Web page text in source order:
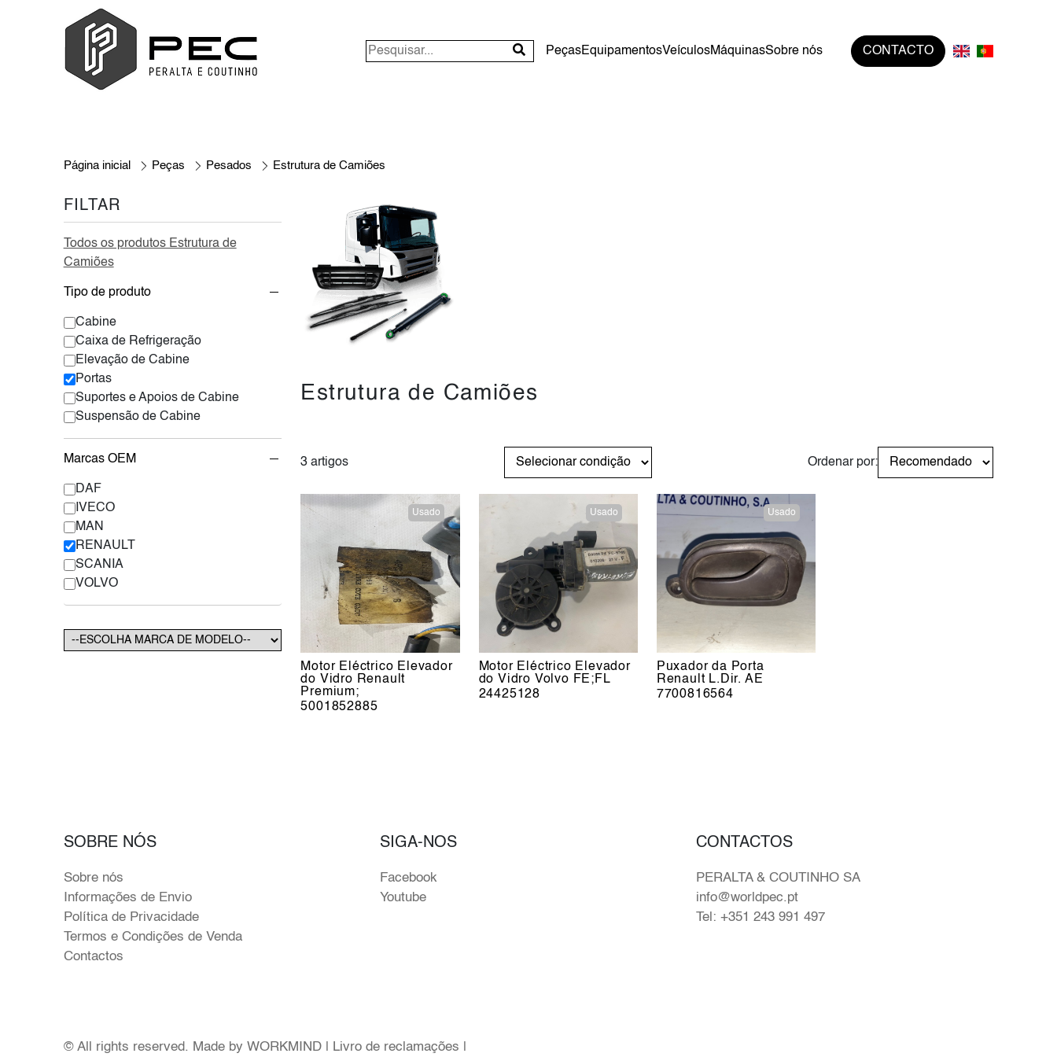
PeçasEquipamentosVeículosMáquinasSobre nós CONTACTO
Página inicial Peças Pesados Estrutura de Camiões
FILTAR
Todos os produtos Estrutura de
Camiões
Tipo de produto
Cabine
Caixa de Refrigeração
Elevação de Cabine
Portas
Suportes e Apoios de Cabine
Suspensão de Cabine
Marcas OEM
DAF
IVECO
MAN
RENAULT
SCANIA
VOLVO
Estrutura de Camiões
3 artigos Ordenar por:
Usado
Motor Eléctrico Elevador
do Vidro Renault
Premium;
5001852885
Usado
Motor Eléctrico Elevador
do Vidro Volvo FE;FL
24425128
Usado
Puxador da Porta
Renault L.Dir. AE
7700816564
SOBRE NÓS
Sobre nós
Informações de Envio
Política de Privacidade
Termos e Condições de Venda
Contactos
SIGA-NOS
Facebook
Youtube
CONTACTOS
PERALTA & COUTINHO SA
info@worldpec.pt
Tel: +351 243 991 497
© All rights reserved. Made by WORKMIND| Livro de reclamações